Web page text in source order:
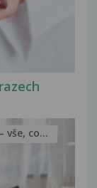
vše, co...